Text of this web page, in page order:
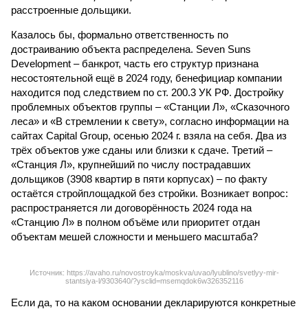
расстроенные дольщики.
Казалось бы, формально ответственность по
достраиванию объекта распределена. Seven Suns
Development – банкрот, часть его структур признана
несостоятельной ещё в 2024 году, бенефициар компании
находится под следствием по ст. 200.3 УК РФ. Достройку
проблемных объектов группы – «Станции Л», «Сказочного
леса» и «В стремлении к свету», согласно информации на
сайтах Capital Group, осенью 2024 г. взяла на себя. Два из
трёх объектов уже сданы или близки к сдаче. Третий –
«Станция Л», крупнейший по числу пострадавших
дольщиков (3908 квартир в пяти корпусах) – по факту
остаётся стройплощадкой без стройки. Возникает вопрос:
распространяется ли договорённость 2024 года на
«Станцию Л» в полном объёме или приоритет отдан
объектам мешей сложности и меньшего масштаба?
Источник: https://avaho.ru/novostroyka/moskva/uvao/lyublino/svetlyy-mir-
stantsiya-l/9303640/?ysclid=msemqdok6w326352116
Если да, то на каком основании декларируются конкретные